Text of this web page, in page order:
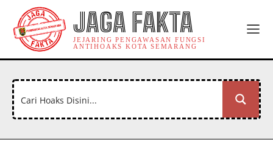
JAGA FAKTA
JEJARING PENGAWASAN FUNGSI
ANTIHOAKS KOTA SEMARANG